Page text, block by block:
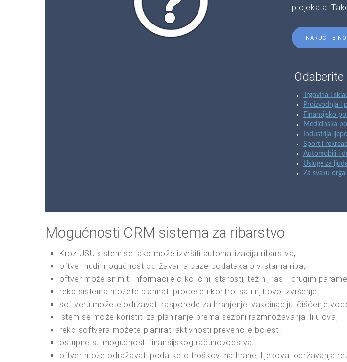
projekata.
NARUČITE
Trgovina i
Proizvodnja i
Finansijsko
Medicinska
Industrija
Sport i
Automobili i
Usluge za
Za svaku
Mogućnosti CRM sistema za ribarstvo
Kroz USU sistem se lako može izvršiti automatizacija ribarstva;
oftver nudi mogućnost održavanja baze podataka o vrstama riba;
oftver može snimiti informacije o količini, starosti, težini, rasi i drugim
reko sistema možete planirati procese i kontrolisati njihovo izvršenje;
softveru možete održavati rasporede za hranjenje, vakcinaciju, čišćenje
istem se može koristiti za planiranje prema sezoni razmnožavanja ili ulova;
reko softvera možete planirati aktivnosti prevencije bolesti;
ostupne su mogućnosti finansijskog računovodstva;
oftver može odražavati podatke o troškovima hrane, lijekova, održavanja